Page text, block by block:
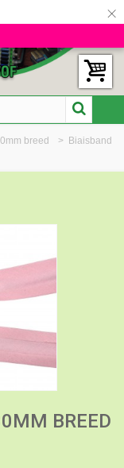
×
breed > Biaisband
BREED